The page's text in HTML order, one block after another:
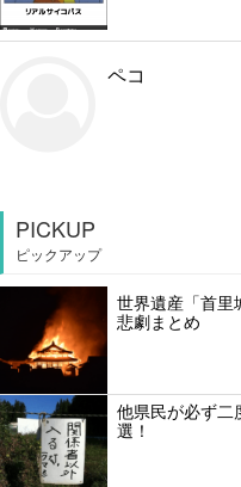
ペコ
PICKUP
ピックアップ
世界遺産「首
悲劇まとめ
他県民が必ず二
選！